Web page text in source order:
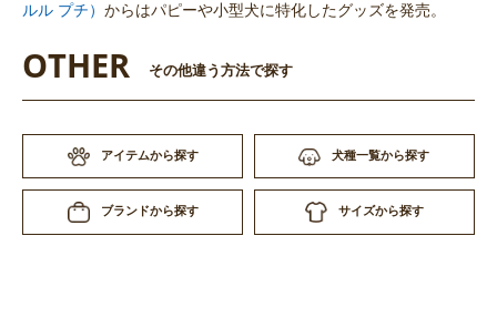
ルル プチ） からはパピーや小型犬に特化したグッズを発売。
OTHER その他違う方法で探す
アイテムから探す 犬種一覧から探す
ブランドから探す サイズから探す